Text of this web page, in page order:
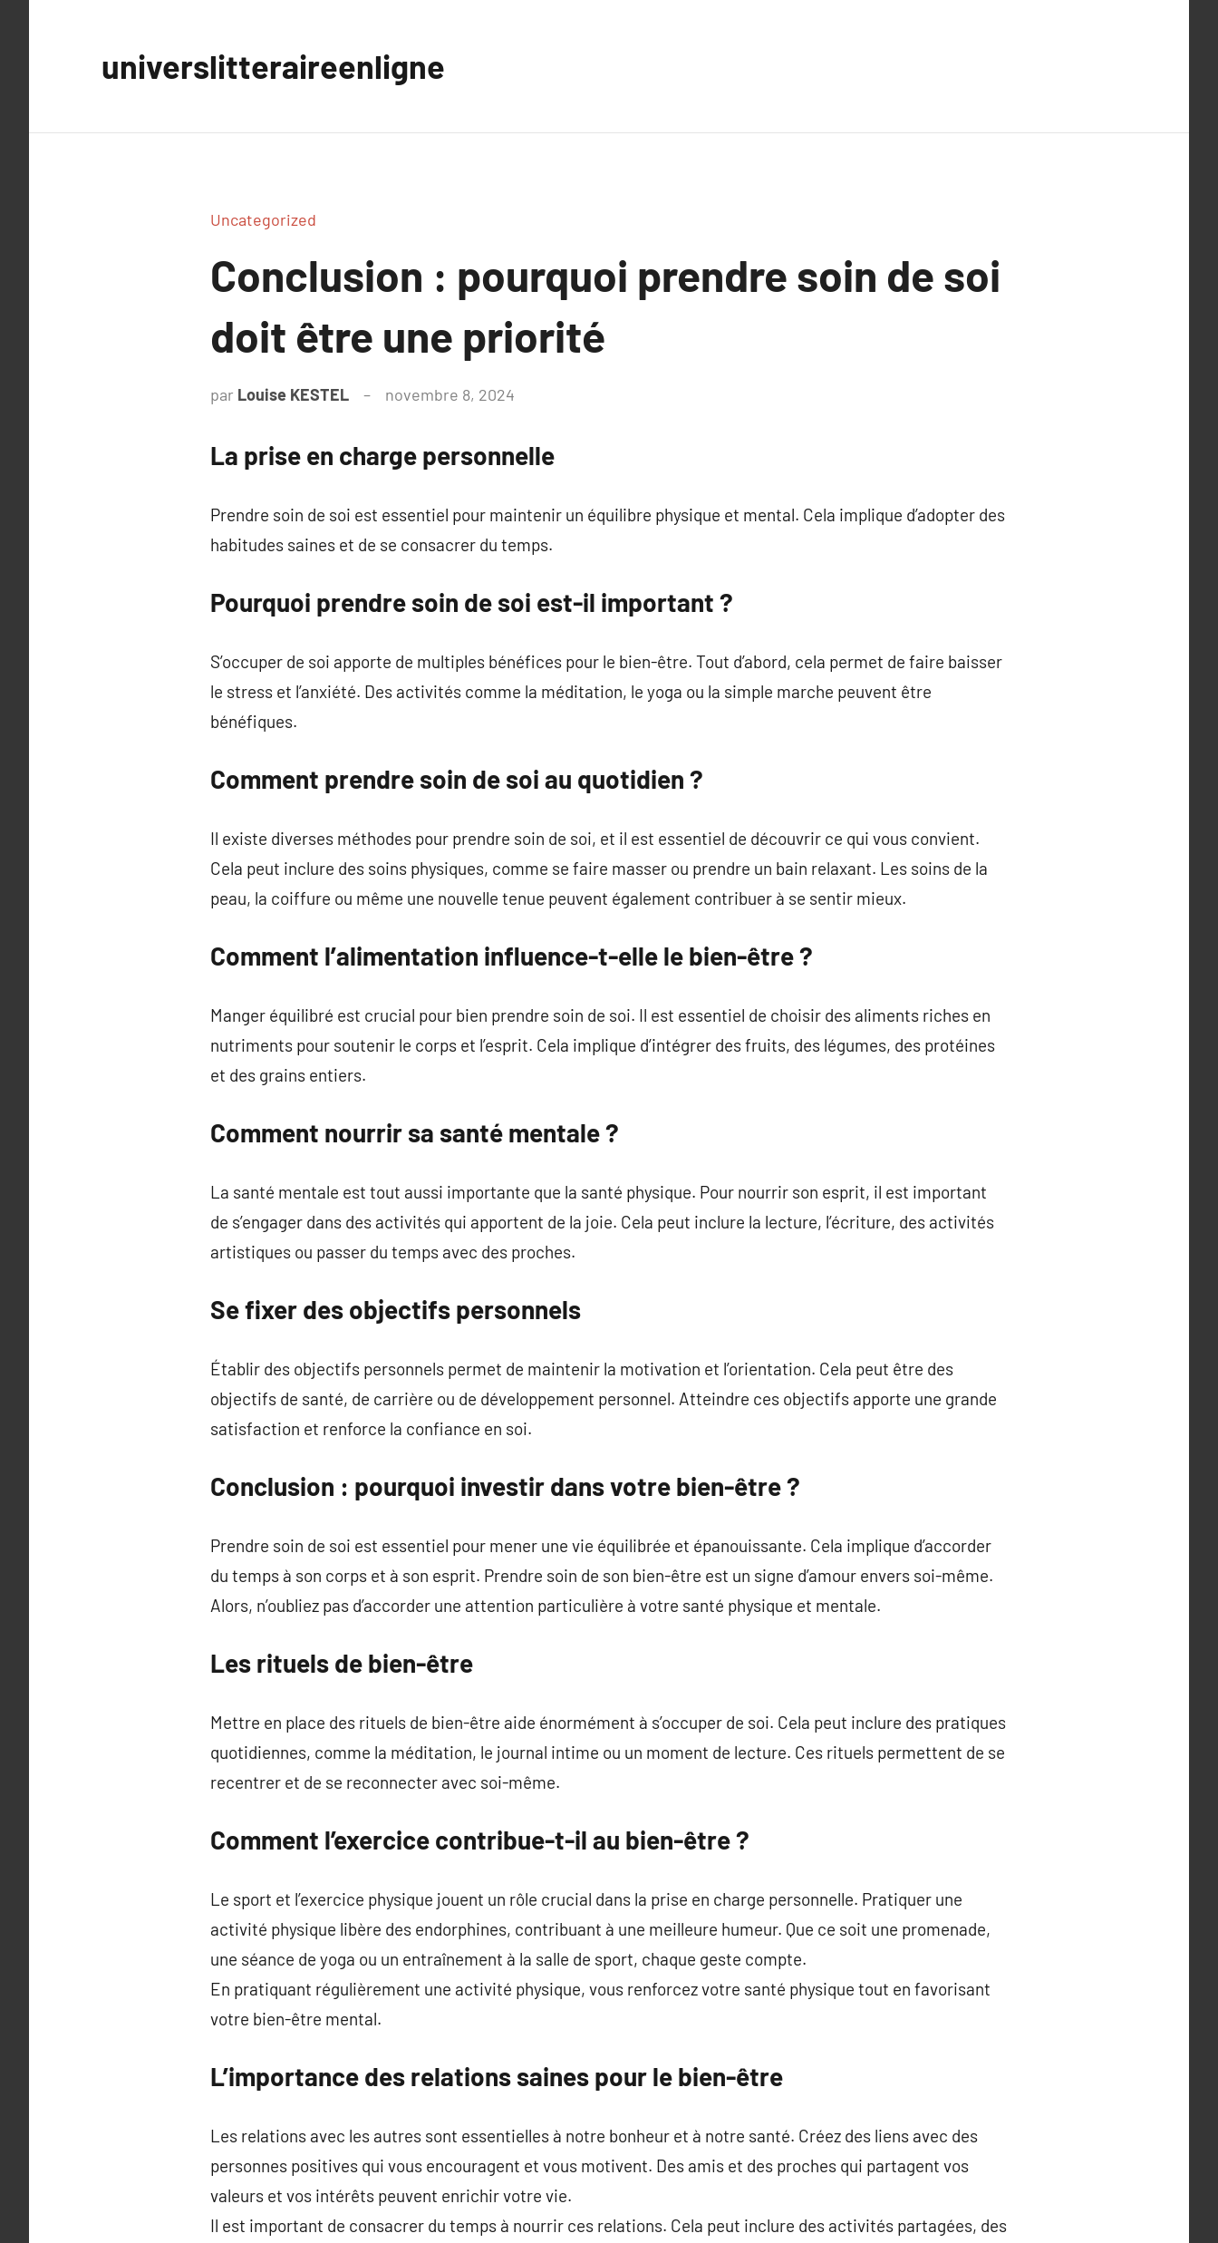
universlitteraireenligne
Uncategorized
Conclusion : pourquoi prendre soin de soi
doit être une priorité
par Louise KESTEL novembre 8, 2024
La prise en charge personnelle
Prendre soin de soi est essentiel pour maintenir un équilibre physique et mental. Cela implique d’adopter des
habitudes saines et de se consacrer du temps.
Pourquoi prendre soin de soi est-il important ?
S’occuper de soi apporte de multiples bénéfices pour le bien-être. Tout d’abord, cela permet de faire baisser
le stress et l’anxiété. Des activités comme la méditation, le yoga ou la simple marche peuvent être
bénéfiques.
Comment prendre soin de soi au quotidien ?
Il existe diverses méthodes pour prendre soin de soi, et il est essentiel de découvrir ce qui vous convient.
Cela peut inclure des soins physiques, comme se faire masser ou prendre un bain relaxant. Les soins de la
peau, la coiffure ou même une nouvelle tenue peuvent également contribuer à se sentir mieux.
Comment l’alimentation influence-t-elle le bien-être ?
Manger équilibré est crucial pour bien prendre soin de soi. Il est essentiel de choisir des aliments riches en
nutriments pour soutenir le corps et l’esprit. Cela implique d’intégrer des fruits, des légumes, des protéines
et des grains entiers.
Comment nourrir sa santé mentale ?
La santé mentale est tout aussi importante que la santé physique. Pour nourrir son esprit, il est important
de s’engager dans des activités qui apportent de la joie. Cela peut inclure la lecture, l’écriture, des activités
artistiques ou passer du temps avec des proches.
Se fixer des objectifs personnels
Établir des objectifs personnels permet de maintenir la motivation et l’orientation. Cela peut être des
objectifs de santé, de carrière ou de développement personnel. Atteindre ces objectifs apporte une grande
satisfaction et renforce la confiance en soi.
Conclusion : pourquoi investir dans votre bien-être ?
Prendre soin de soi est essentiel pour mener une vie équilibrée et épanouissante. Cela implique d’accorder
du temps à son corps et à son esprit. Prendre soin de son bien-être est un signe d’amour envers soi-même.
Alors, n’oubliez pas d’accorder une attention particulière à votre santé physique et mentale.
Les rituels de bien-être
Mettre en place des rituels de bien-être aide énormément à s’occuper de soi. Cela peut inclure des pratiques
quotidiennes, comme la méditation, le journal intime ou un moment de lecture. Ces rituels permettent de se
recentrer et de se reconnecter avec soi-même.
Comment l’exercice contribue-t-il au bien-être ?
Le sport et l’exercice physique jouent un rôle crucial dans la prise en charge personnelle. Pratiquer une
activité physique libère des endorphines, contribuant à une meilleure humeur. Que ce soit une promenade,
une séance de yoga ou un entraînement à la salle de sport, chaque geste compte.
En pratiquant régulièrement une activité physique, vous renforcez votre santé physique tout en favorisant
votre bien-être mental.
L’importance des relations saines pour le bien-être
Les relations avec les autres sont essentielles à notre bonheur et à notre santé. Créez des liens avec des
personnes positives qui vous encouragent et vous motivent. Des amis et des proches qui partagent vos
valeurs et vos intérêts peuvent enrichir votre vie.
Il est important de consacrer du temps à nourrir ces relations. Cela peut inclure des activités partagées, des